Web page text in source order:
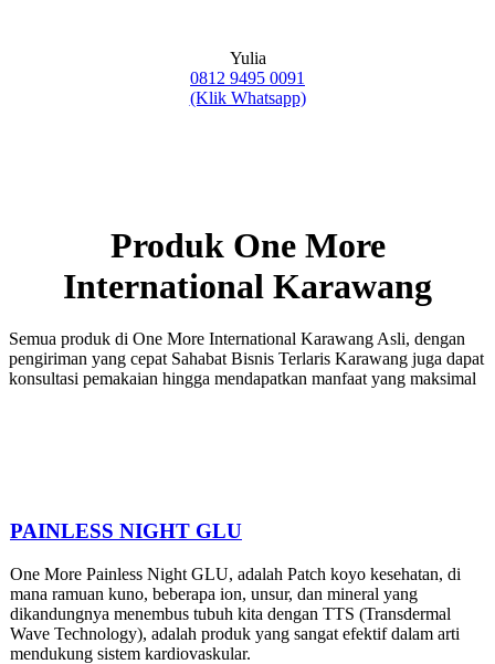
Yulia
0812 9495 0091
(Klik Whatsapp)
Produk One More
International Karawang
Semua produk di One More International Karawang Asli, dengan
pengiriman yang cepat Sahabat Bisnis Terlaris Karawang juga dapat
konsultasi pemakaian hingga mendapatkan manfaat yang maksimal
PAINLESS NIGHT GLU
One More Painless Night GLU, adalah Patch koyo kesehatan, di
mana ramuan kuno, beberapa ion, unsur, dan mineral yang
dikandungnya menembus tubuh kita dengan TTS (Transdermal
Wave Technology), adalah produk yang sangat efektif dalam arti
mendukung sistem kardiovaskular.